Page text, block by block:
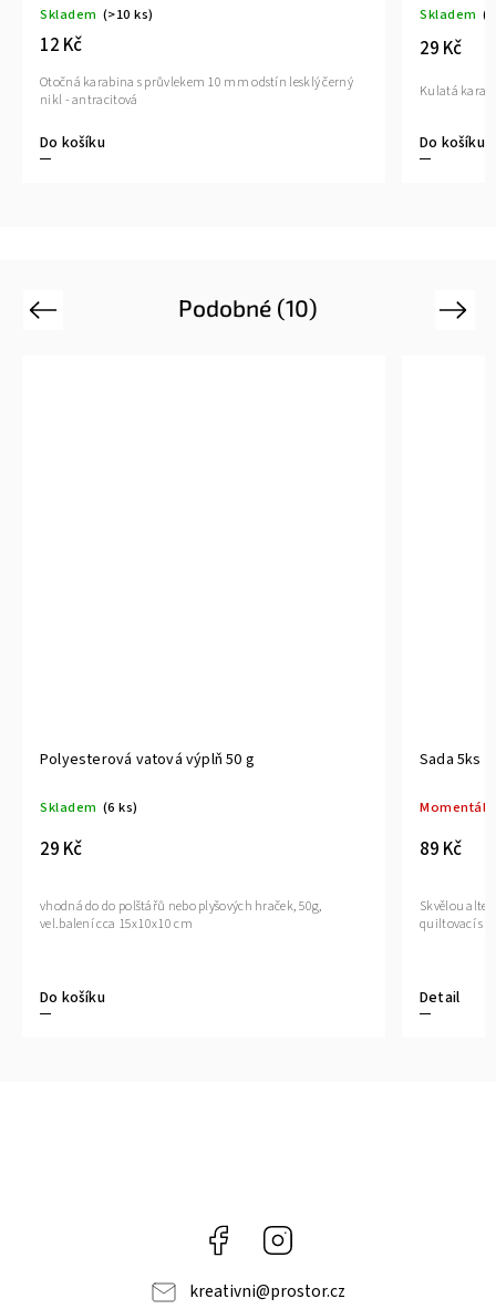
Skladem (>10 ks)
12 Kč
Do košíku
Otočná karabina s průvlekem 10 mm odstín lesklý černý
nikl - antracitová
Skladem
29 Kč
Do košíku
Kulatá
Podobné (10)
Previous
Polyesterová vatová výplň 50 g
Skladem (6 ks)
29 Kč
Do košíku
vhodná do do polštářů nebo plyšových hraček, 50g,
vel.balení cca 15x10x10 cm
Sada 5ks
89 Kč
Detail
Skvělou
quiltovací
Next
Facebook
kreativni@prostor.cz